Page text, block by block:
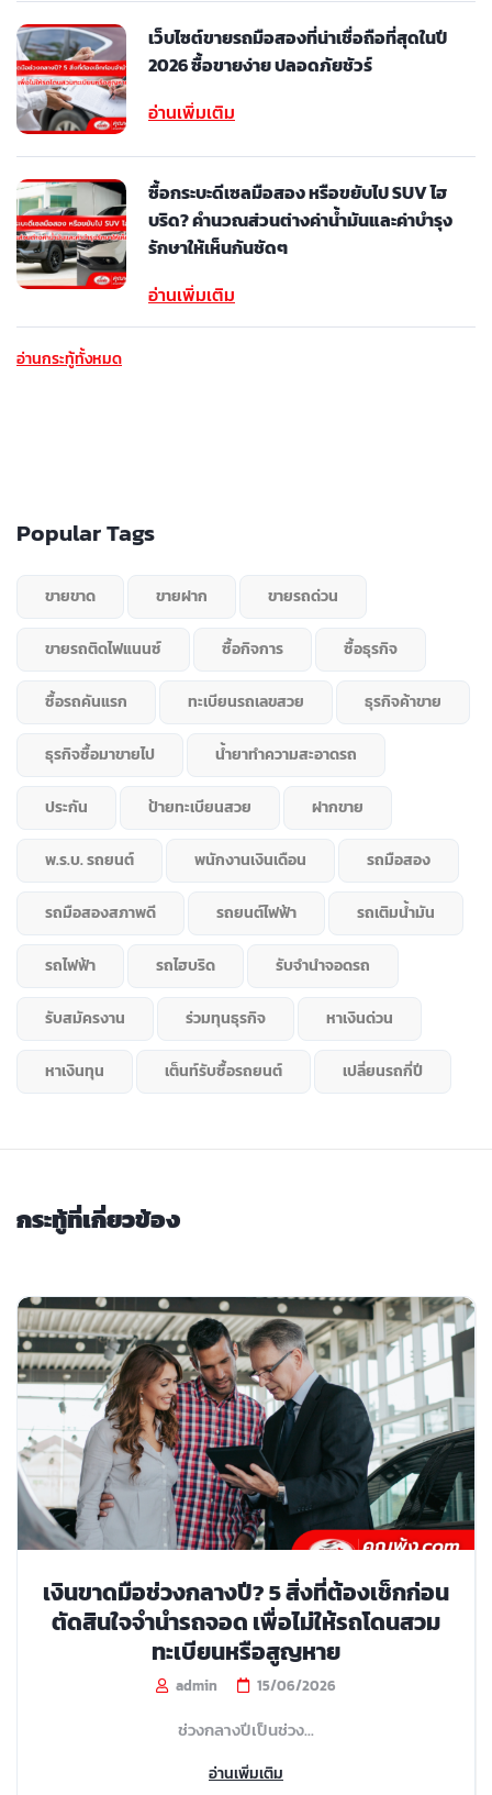
เว็บไซต์ขายรถมือสองที่น่าเชื่อถือที่สุดในปี
2026 ซื้อขายง่าย ปลอดภัยชัวร์
อ่านเพิ่มเติม
ซื้อกระบะดีเซลมือสอง หรือขยับไป SUV ไฮ
บริด? คำนวณส่วนต่างค่าน้ำมันและค่าบำรุง
รักษาให้เห็นกันชัดๆ
อ่านเพิ่มเติม
อ่านกระทู้ทั้งหมด
Popular Tags
ขายขาด ขายฝาก ขายรถด่วน
ขายรถติดไฟแนนซ์ ซื้อกิจการ ซื้อธุรกิจ
ซื้อรถคันแรก ทะเบียนรถเลขสวย ธุรกิจค้าขาย
ธุรกิจซื้อมาขายไป น้ำยาทำความสะอาดรถ
ประกัน ป้ายทะเบียนสวย ฝากขาย
พ.ร.บ. รถยนต์ พนักงานเงินเดือน รถมือสอง
รถมือสองสภาพดี รถยนต์ไฟฟ้า รถเติมน้ำมัน
รถไฟฟ้า รถไฮบริด รับจำนำจอดรถ
รับสมัครงาน ร่วมทุนธุรกิจ หาเงินด่วน
หาเงินทุน เต็นท์รับซื้อรถยนต์ เปลี่ยนรถกี่ปี
กระทู้ที่เกี่ยวข้อง
เงินขาดมือช่วงกลางปี? 5 สิ่งที่ต้องเช็กก่อน
ตัดสินใจจำนำรถจอด เพื่อไม่ให้รถโดนสวม
ทะเบียนหรือสูญหาย
admin 15/06/2026
ช่วงกลางปีเป็นช่วง...
อ่านเพิ่มเติม